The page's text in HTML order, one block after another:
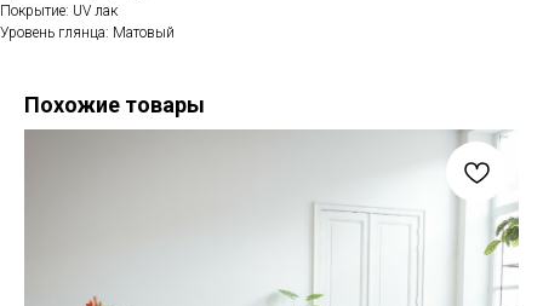
Покрытие: UV лак
Уровень глянца: Матовый
Похожие товары